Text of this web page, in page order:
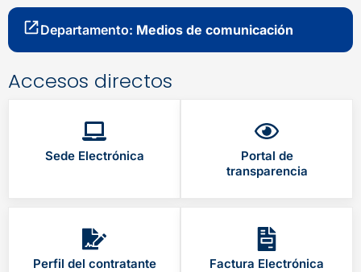
Departamento: Medios de comunicación
Accesos directos
Sede Electrónica
Portal de
transparencia
Perfil del contratante Factura Electrónica